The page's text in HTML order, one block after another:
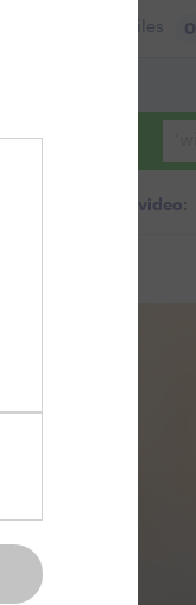
Files 0
Zoeken in foto & video: